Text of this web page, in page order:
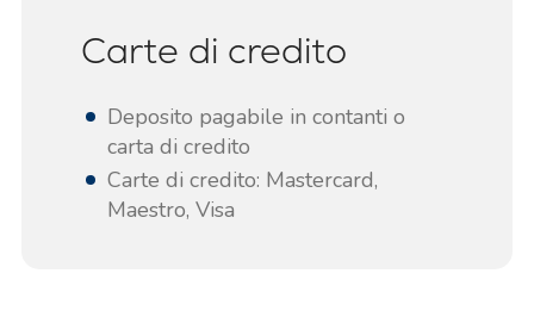
Carte di credito
Deposito pagabile in contanti o
carta di credito
Carte di credito: Mastercard,
Maestro, Visa